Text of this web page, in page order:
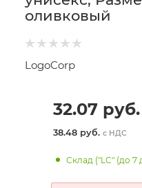
оливковый
LogoCorp
32.07 руб.
38.48 руб. с НДС
Склад ("LC" (до 7